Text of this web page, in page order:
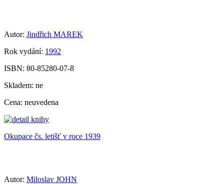
Autor: Jindřich MAREK
Rok vydání: 1992
ISBN: 80-85280-07-8
Skladem: ne
Cena: neuvedena
Okupace čs. letišť v roce 1939
Autor: Miloslav JOHN